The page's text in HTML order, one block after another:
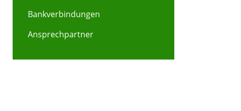
Bankverbindungen
Ansprechpartner